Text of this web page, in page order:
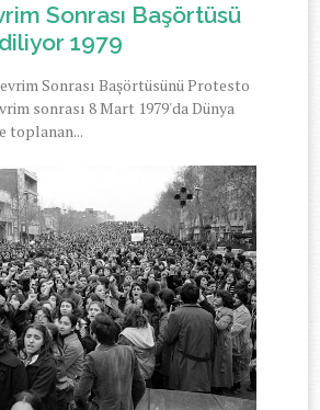
Sonrası Başörtüsü
1979
Sonrası Başörtüsünü Protesto
sonrası 8 Mart 1979'da Dünya
toplanan...